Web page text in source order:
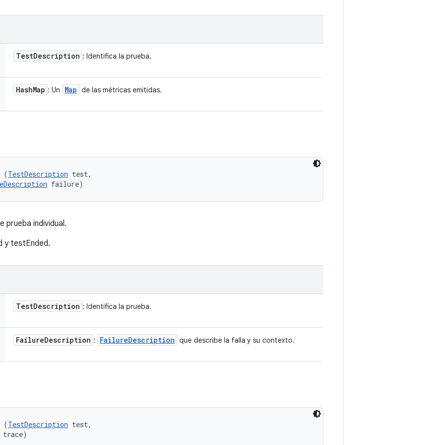
TestDescription : Identifica la prueba.
HashMap : Un Map de las métricas emitidas.
(TestDescription test,
failure)
prueba individual.
y testEnded.
TestDescription : Identifica la prueba.
FailureDescription : FailureDescription que describe la falla y su contexto.
(TestDescription test,
trace)